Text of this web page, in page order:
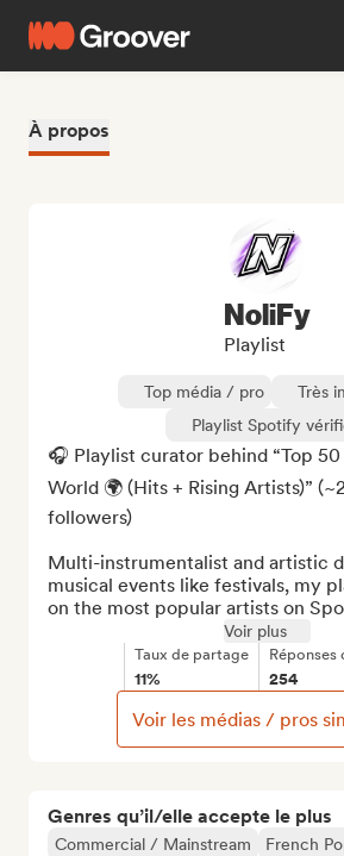
À propos
Genres qu’il/elle accepte le plus
Commercial / Mainstream French
NoliFy
Playlist
Top média / pro
Très
Playlist Spotify
🎧 Playlist curator behind “Top
World 🌍 (Hits + Rising Artists)”
followers)
Multi-instrumentalist and artistic
musical events like festivals, my
on the most popular artists on
Voir plus
Taux de partage
11%
Réponses
254
Voir les médias / pros